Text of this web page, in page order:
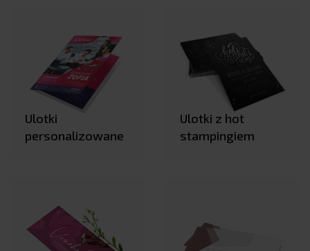
Ulotki
personalizowane
Ulotki z hot
stampingiem